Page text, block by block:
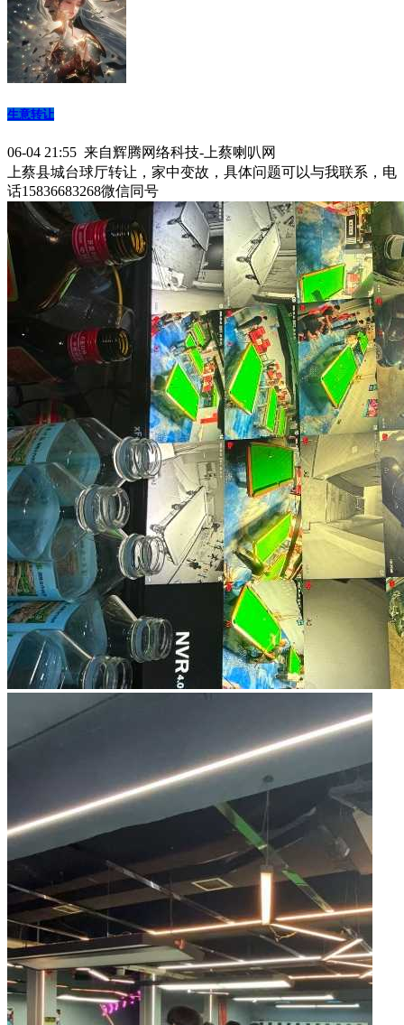
生意转让
06-04 21:55 来自辉腾网络科技-上蔡喇叭网
上蔡县城台球厅转让，家中变故，具体问题可以与我联系，电
话15836683268微信同号